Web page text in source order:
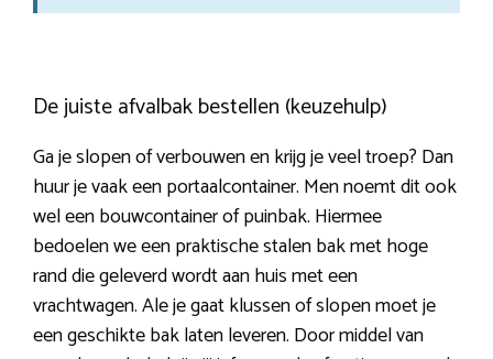
De juiste afvalbak bestellen (keuzehulp)
Ga je slopen of verbouwen en krijg je veel troep? Dan
huur je vaak een portaalcontainer. Men noemt dit ook
wel een bouwcontainer of puinbak. Hiermee
bedoelen we een praktische stalen bak met hoge
rand die geleverd wordt aan huis met een
vrachtwagen. Ale je gaat klussen of slopen moet je
een geschikte bak laten leveren. Door middel van